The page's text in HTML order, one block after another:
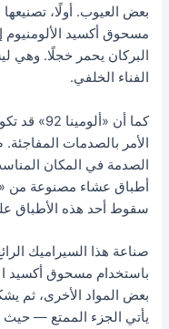
بعض العيوب. أولًا،
مسحوق أكسيد
البركان يحمر خجلًا. وهي
الفناء الخلفي.
كما أن
الأمر بالصدمات المفاجئة.
الصدمة في المكان
سقوط أحد هذه الأطباق
صناعة هذا السيراميك
باستخدام مسحوق أكسيد
بعض المواد الأخرى، ثم
يأتي الجزء الممتع —